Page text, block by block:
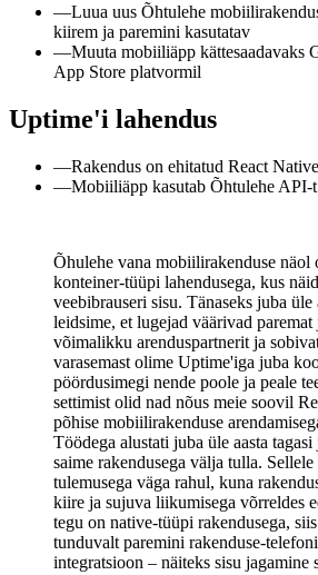
—Luua uus Õhtulehe
kiirem ja paremini kasutatav
—Muuta mobiiliäpp kättesaadavaks
App Store platvormil
Uptime'i lahendus
—Rakendus on ehitatud React
—Mobiiliäpp kasutab Õhtulehe API-t
Õhulehe vana mobiilirakenduse näol
konteiner-tüüpi lahendusega, kus
veebibrauseri sisu. Tänaseks juba üle
leidsime, et lugejad väärivad paremat
võimalikku arenduspartnerit ja
varasemast olime Uptime'iga juba
pöördusimegi nende poole ja peale
settimist olid nad nõus meie soovil
põhise mobiilirakenduse
Töödega alustati juba üle aasta tagasi
saime rakendusega välja tulla. Sellele
tulemusega väga rahul, kuna
kiire ja sujuva liikumisega võrreldes
tegu on native-tüüpi rakendusega,
tunduvalt paremini rakenduse-
integratsioon – näiteks sisu jagamine